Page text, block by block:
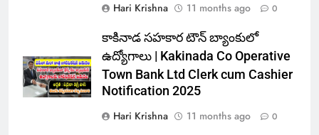
Hari Krishna
11 months ago 0
కాకినాడ సహకార టౌన్ బ్యాంకులో
ఉద్యోగాలు | Kakinada Co Operative
Town Bank Ltd Clerk cum Cashier
Notification 2025
Hari Krishna
11 months ago 0